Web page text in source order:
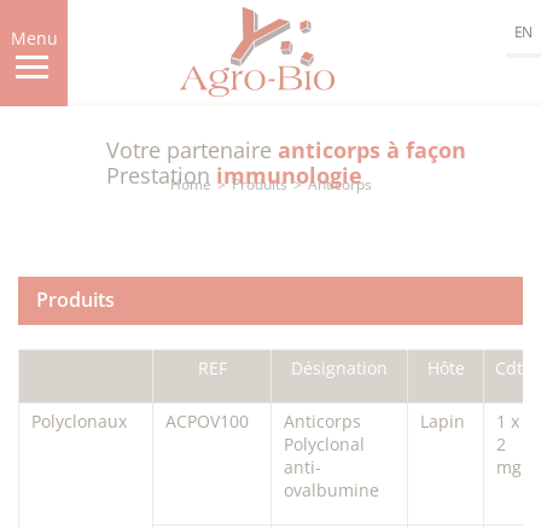
to
main
content
Menu
Votre partenaire anticorps à façon
Prestation immunologie
EN
Home Produits Anticorps
Produits
REF Désignation Hôte Cdt.
Polyclonaux ACPOV100
Anticorps
Polyclonal
anti-
ovalbumine
Lapin
1 x
2
mg